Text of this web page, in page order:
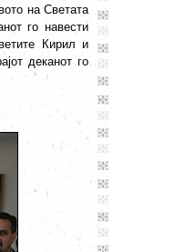
на Светата
го навести
Кирил и
деканот го